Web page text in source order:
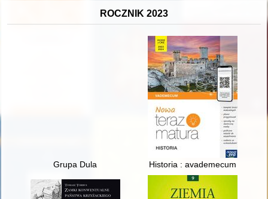
ROCZNIK 2023
Grupa Dula Historia : avademecum